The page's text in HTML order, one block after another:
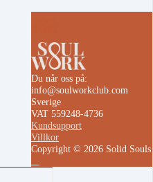
Du når oss på:
info@soulworkclub.com
Sverige
VAT 559248-4736
Kundsupport
Villkor
Copyright © 2026 Solid